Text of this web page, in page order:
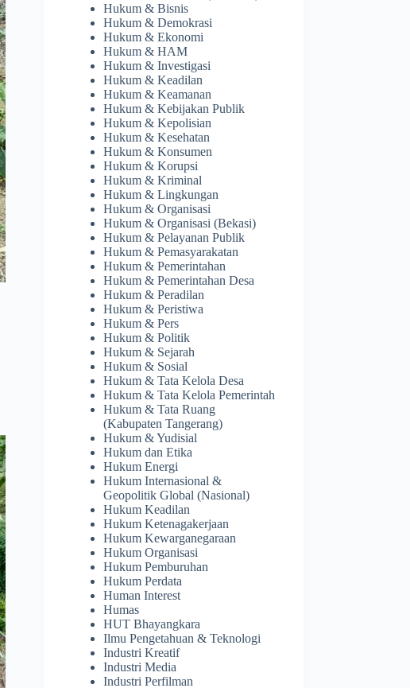
Hukum & Bisnis
Hukum & Demokrasi
Hukum & Ekonomi
Hukum & HAM
Hukum & Investigasi
Hukum & Keadilan
Hukum & Keamanan
Hukum & Kebijakan Publik
Hukum & Kepolisian
Hukum & Kesehatan
Hukum & Konsumen
Hukum & Korupsi
Hukum & Kriminal
Hukum & Lingkungan
Hukum & Organisasi
Hukum & Organisasi (Bekasi)
Hukum & Pelayanan Publik
Hukum & Pemasyarakatan
Hukum & Pemerintahan
Hukum & Pemerintahan Desa
Hukum & Peradilan
Hukum & Peristiwa
Hukum & Pers
Hukum & Politik
Hukum & Sejarah
Hukum & Sosial
Hukum & Tata Kelola Desa
Hukum & Tata Kelola Pemerintah
Hukum & Tata Ruang
(Kabupaten Tangerang)
Hukum & Yudisial
Hukum dan Etika
Hukum Energi
Hukum Internasional &
Geopolitik Global (Nasional)
Hukum Keadilan
Hukum Ketenagakerjaan
Hukum Kewarganegaraan
Hukum Organisasi
Hukum Pemburuhan
Hukum Perdata
Human Interest
Humas
HUT Bhayangkara
Ilmu Pengetahuan & Teknologi
Industri Kreatif
Industri Media
Industri Perfilman